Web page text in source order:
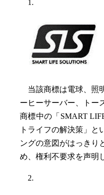
1.
当該商標は電球、照
ーヒーサーバー、トー
商標中の「SMART
トライフの解決策」と
ングの意図がはっきり
め、権利不要求を声明
2.